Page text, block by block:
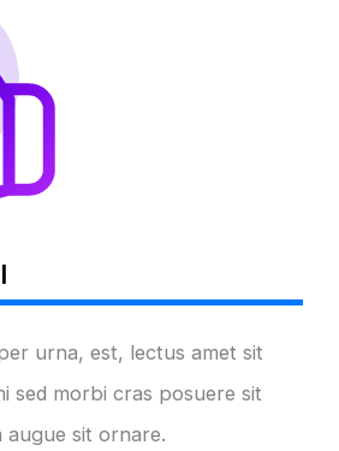
urna, est, lectus amet sit
sed morbi cras posuere sit
augue sit ornare.